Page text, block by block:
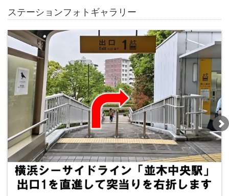
ステーションフォトギャラリー